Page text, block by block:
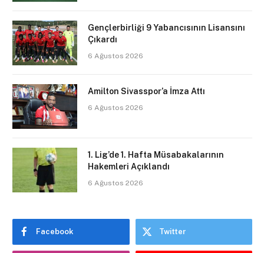
Gençlerbirliği 9 Yabancısının Lisansını
Çıkardı
6 Ağustos 2026
Amilton Sivasspor’a İmza Attı
6 Ağustos 2026
1. Lig’de 1. Hafta Müsabakalarının
Hakemleri Açıklandı
6 Ağustos 2026
Facebook Twitter